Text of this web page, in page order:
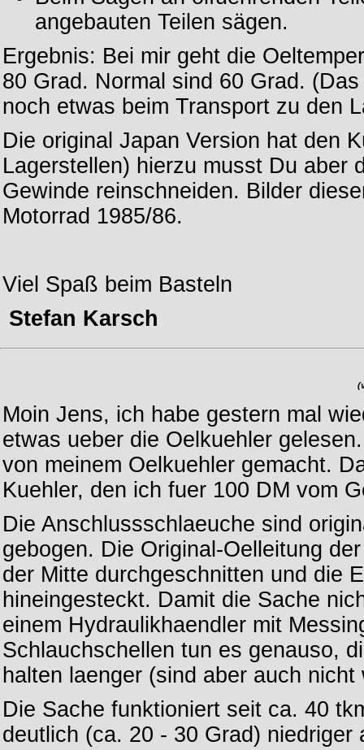
angebauten Teilen sägen.
Ergebnis: Bei mir geht die
80 Grad. Normal sind 60 Grad.
noch etwas beim Transport zu den
Die original Japan Version hat den
Lagerstellen) hierzu musst Du aber
Gewinde reinschneiden. Bilder
Motorrad 1985/86.
Viel Spaß beim Basteln
Stefan Karsch
Moin Jens, ich habe gestern mal
etwas ueber die Oelkuehler
von meinem Oelkuehler gemacht.
Kuehler, den ich fuer 100 DM vom
Die Anschlussschlaeuche sind
gebogen. Die Original-Oelleitung
der Mitte durchgeschnitten und die
hineingesteckt. Damit die Sache
einem Hydraulikhaendler mit
Schlauchschellen tun es genauso,
halten laenger (sind aber auch
Die Sache funktioniert seit ca. 40
deutlich (ca. 20 - 30 Grad)